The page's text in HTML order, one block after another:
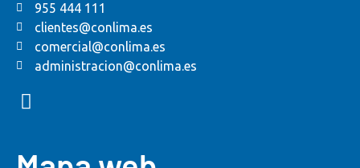
955 444 111
clientes@conlima.es
comercial@conlima.es
administracion@conlima.es